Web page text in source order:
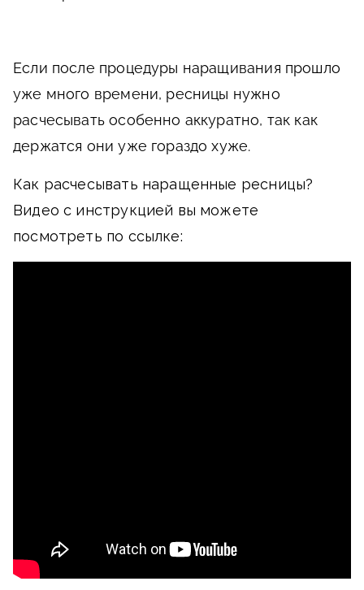
Если после процедуры наращивания прошло
уже много времени, ресницы нужно
расчесывать особенно аккуратно, так как
держатся они уже гораздо хуже.
Как расчесывать наращенные ресницы?
Видео с инструкцией вы можете
посмотреть по ссылке: